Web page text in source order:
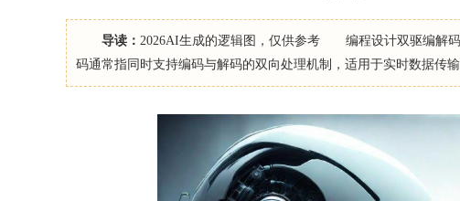
导读： 2026AI生成的逻辑图，仅供参考 编程设计双驱编解码
码通常指同时支持编码与解码的双向处理机制，适用于实时数据